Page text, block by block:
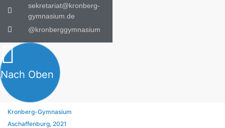
sekretariat@kronberg-
gymnasium.de
@kronberggymnasium
Nach Oben
Kronberg-Gymnasium
Aschaffenburg, 2021